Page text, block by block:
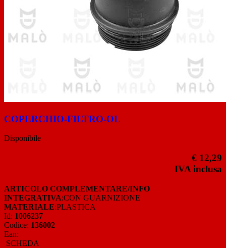
COPERCHIO-FILTRO-OL
Disponibile
€ 12,29
IVA inclusa
ARTICOLO COMPLEMENTARE/INFO
INTEGRATIVA:CON GUARNIZIONE
MATERIALE:PLASTICA
Id: 1006237
Codice: 136002
Ean:
SCHEDA